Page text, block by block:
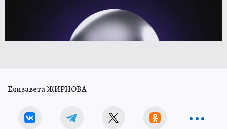
Елизавета ЖИРНОВА